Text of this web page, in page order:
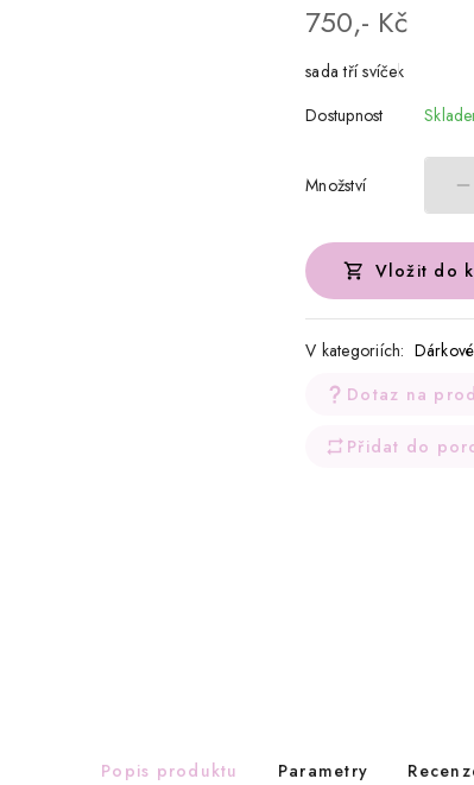
750,- Kč
sada tří svíček
Dostupnost
Množství
Vložit do
V kategoriích:
Dotaz na
Přidat do
Popis produktu Parametry